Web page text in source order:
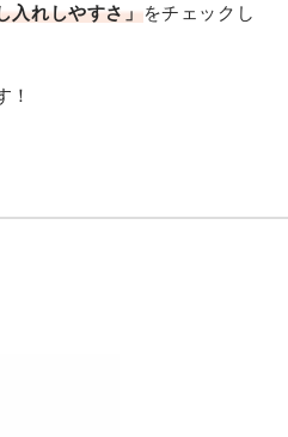
入れしやすさ」をチェックし
！